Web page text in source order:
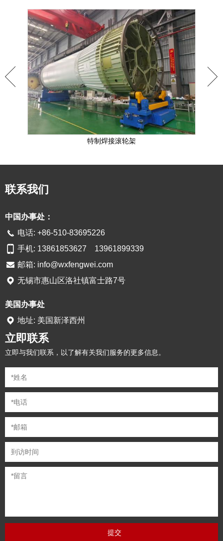
特制焊接滚轮架
联系我们
中国办事处：
电话: +86-510-83695226
手机: 13861853627 13961899339
邮箱: info@wxfengwei.com
无锡市惠山区洛社镇富士路7号
美国办事处
地址: 美国新泽西州
立即联系
立即与我们联系，以了解有关我们服务的更多信息。